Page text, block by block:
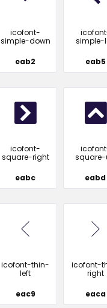
icofont-
simple-down
eab2
simple-
eab5
icofont-
square-right
eabc
eabd
icofont-thin-
left
eac9
icofont-
right
eaca